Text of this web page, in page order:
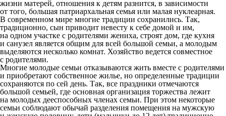
жизни матерей, отношения к детям разнится, в зависимости
от того, большая патриархальная семья или малая нуклеарная.
В современном мире многие традиции сохранились. Так,
традиционно, сын приводит невесту к себе домой и им,
на одном участке с родителями жениха, строят дом, где кухня
и санузел является общим для всей большой семьи, а молодым
выделяются несколько комнат. Хозяйство ведется совместное
с родителями.
Многие молодые семьи отказываются жить вместе с родителями
и приобретают собственное жилье, но определенные традиции
сохраняются по сей день. Так, все праздники отмечаются
большой семьей, где основная организация торжества лежит
на молодых дееспособных членах семьи. При этом некоторые
семьи соблюдают обычай разделения помещения на мужскую